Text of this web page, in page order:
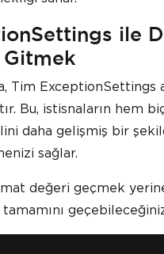
ile
Tim ExceptionSettings
Bu, istisnaların hem
daha gelişmiş bir
sağlar.
değeri geçmek